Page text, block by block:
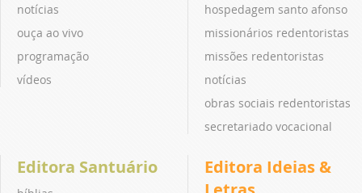
notícias
ouça ao vivo
programação
vídeos
hospedagem santo afonso
missionários redentoristas
missões redentoristas
notícias
obras sociais redentoristas
secretariado vocacional
Editora Santuário
Editora Ideias &